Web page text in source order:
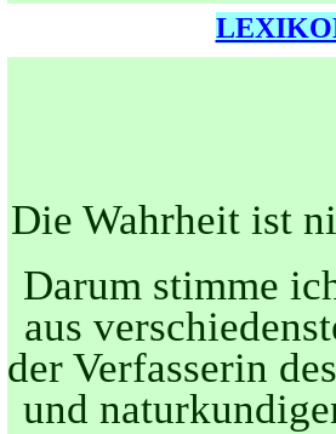
Die Wahrheit ist
Darum stimme
aus
der Verfasserin
und